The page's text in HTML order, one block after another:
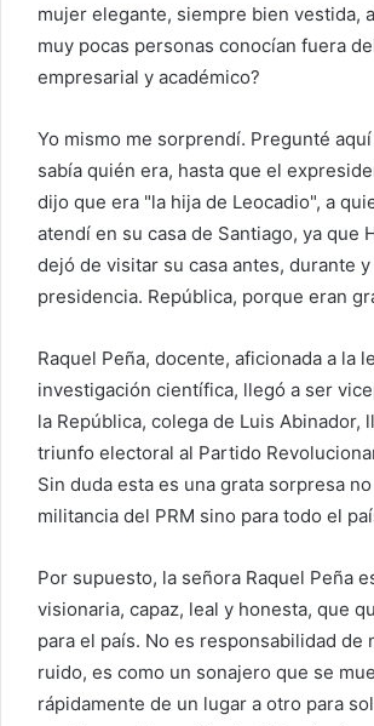
mujer elegante, siempre bien vestida,
muy pocas personas conocían fuera
empresarial y académico?
Yo mismo me sorprendí. Pregunté
sabía quién era, hasta que el
dijo que era "la hija de Leocadio", a
atendí en su casa de Santiago, ya que
dejó de visitar su casa antes, durante
presidencia. República, porque eran
Raquel Peña, docente, aficionada a la
investigación científica, llegó a ser
la República, colega de Luis Abinador,
triunfo electoral al Partido
Sin duda esta es una grata sorpresa
militancia del PRM sino para todo el
Por supuesto, la señora Raquel Peña
visionaria, capaz, leal y honesta, que
para el país. No es responsabilidad de
ruido, es como un sonajero que se
rápidamente de un lugar a otro para